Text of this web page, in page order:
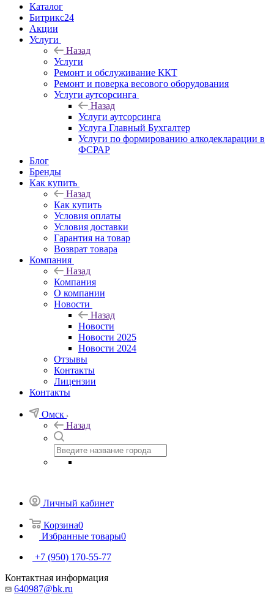
Каталог
Битрикс24
Акции
Услуги
Назад
Услуги
Ремонт и обслуживание ККТ
Ремонт и поверка весового оборудования
Услуги аутсорсинга
Назад
Услуги аутсорсинга
Услуга Главный Бухгалтер
Услуги по формированию алкодекларации в
ФСРАР
Блог
Бренды
Как купить
Назад
Как купить
Условия оплаты
Условия доставки
Гарантия на товар
Возврат товара
Компания
Назад
Компания
О компании
Новости
Назад
Новости
Новости 2025
Новости 2024
Отзывы
Контакты
Лицензии
Контакты
Омск
Назад
Личный кабинет
Корзина0
Избранные товары0
+7 (950) 170-55-77
Контактная информация
640987@bk.ru